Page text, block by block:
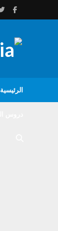
الرئيسية